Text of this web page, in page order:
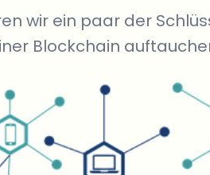
wir ein paar der
Blockchain